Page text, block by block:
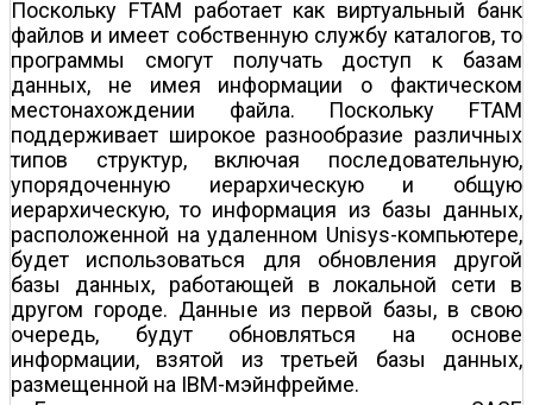
Поскольку FTAM работает как виртуальный банк
файлов и имеет собственную службу каталогов, то
программы смогут получать доступ к базам
данных, не имея информации о фактическом
местонахождении файла. Поскольку FTAM
поддерживает широкое разнообразие различных
типов структур, включая последовательную,
упорядоченную иерархическую и общую
иерархическую, то информация из базы данных,
расположенной на удаленном Unisys-компьютере,
будет использоваться для обновления другой
базы данных, работающей в локальной сети в
другом городе. Данные из первой базы, в свою
очередь, будут обновляться на основе
информации, взятой из третьей базы данных,
размещенной на IBM-мэйнфрейме.